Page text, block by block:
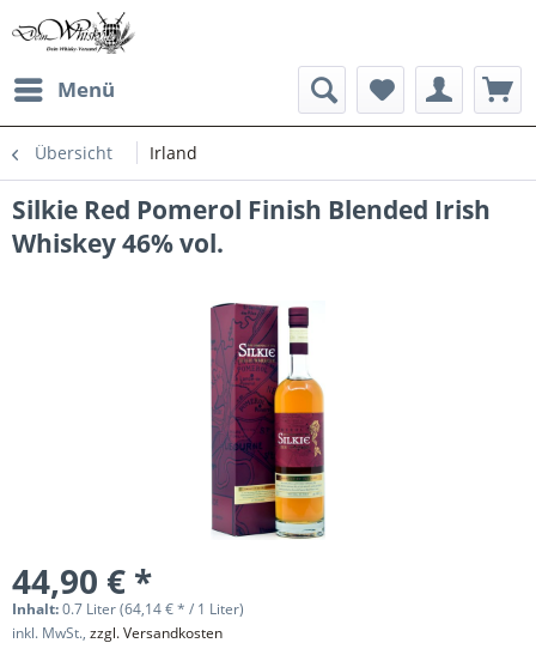
Menü
Übersicht Irland
Silkie Red Pomerol Finish Blended Irish
Whiskey 46% vol.
44,90 € *
Inhalt:0.7 Liter (64,14 € * / 1 Liter)
inkl. MwSt., zzgl. Versandkosten